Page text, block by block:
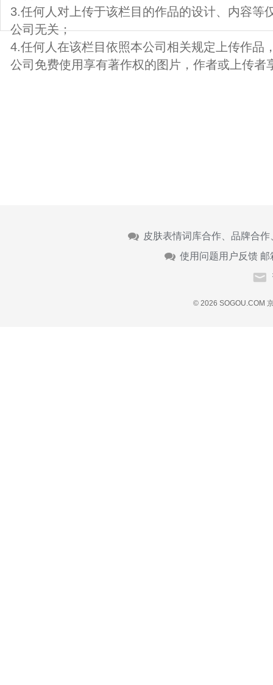
3.任何人对上传于该栏目的作品的设计、内容等
公司无关；
4.任何人在该栏目依照本公司相关规定上传作品
公司免费使用享有著作权的图片，作者或上传者
皮肤表情词库合作、品牌合
使用问题用户反馈 邮
© 2026 SOGOU.COM